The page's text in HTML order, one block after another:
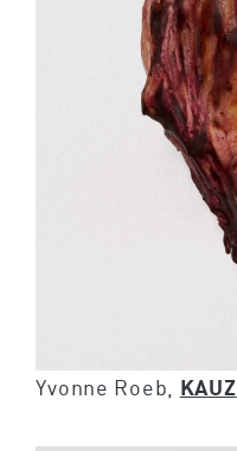
Yvonne Roeb, KAUZ